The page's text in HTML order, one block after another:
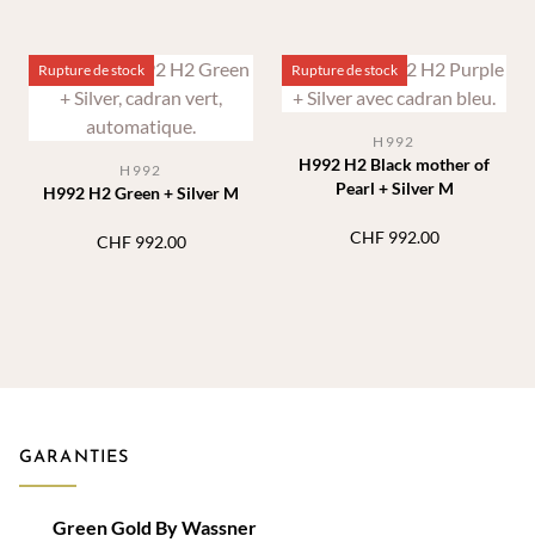
Rupture de stock
H992 H2 Green + Silver M
H992
CHF992.00
Rupture de stock
H992 H2 Black mother of
Pearl + Silver M
H992
CHF992.00
GARANTIES
Green Gold By Wassner